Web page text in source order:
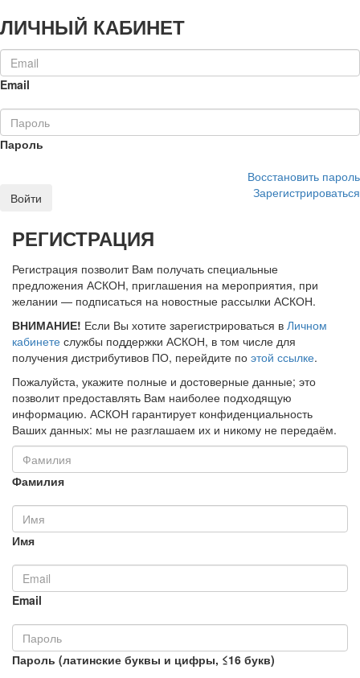
ЛИЧНЫЙ КАБИНЕТ
Email
Пароль
Восстановить пароль
Войти
Зарегистрироваться
РЕГИСТРАЦИЯ
Регистрация позволит Вам получать специальные
предложения АСКОН, приглашения на мероприятия, при
желании — подписаться на новостные рассылки АСКОН.
ВНИМАНИЕ! Если Вы хотите зарегистрироваться в Личном
кабинете службы поддержки АСКОН, в том числе для
получения дистрибутивов ПО, перейдите по этой ссылке.
Пожалуйста, укажите полные и достоверные данные; это
позволит предоставлять Вам наиболее подходящую
информацию. АСКОН гарантирует конфиденциальность
Ваших данных: мы не разглашаем их и никому не передаём.
Фамилия
Имя
Email
Пароль (латинские буквы и цифры, ≤16 букв)